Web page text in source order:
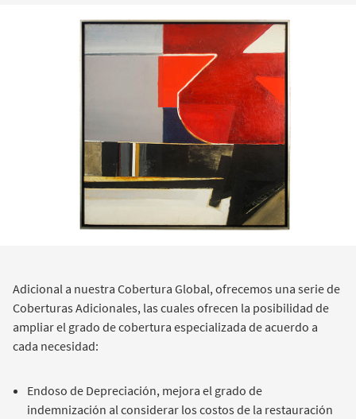
Adicional a nuestra Cobertura Global, ofrecemos una serie de
Coberturas Adicionales, las cuales ofrecen la posibilidad de
ampliar el grado de cobertura especializada de acuerdo a
cada necesidad:
Endoso de Depreciación, mejora el grado de
indemnización al considerar los costos de la restauración